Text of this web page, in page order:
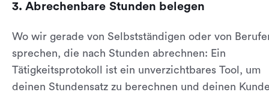
3. Abrechenbare Stunden belegen
Wo wir gerade von Selbstständigen oder von
sprechen, die nach Stunden abrechnen: Ein
Tätigkeitsprotokoll ist ein unverzichtbares Tool, um
deinen Stundensatz zu berechnen und deinen